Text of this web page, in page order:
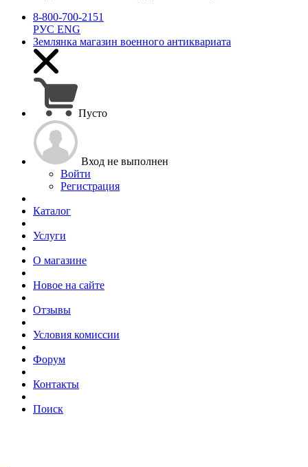
8-800-700-2151
РУС ENG
Землянка магазин военного антиквариата
Пусто
Вход не выполнен
Войти
Регистрация
Каталог
Услуги
О магазине
Новое на сайте
Отзывы
Условия комиссии
Форум
Контакты
Поиск